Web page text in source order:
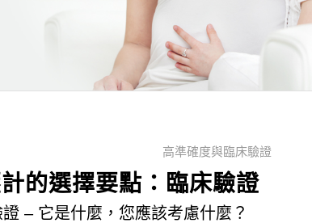
高準確度與臨床驗證
的選擇要點：臨床驗證
證 – 它是什麼，您應該考慮什麼？